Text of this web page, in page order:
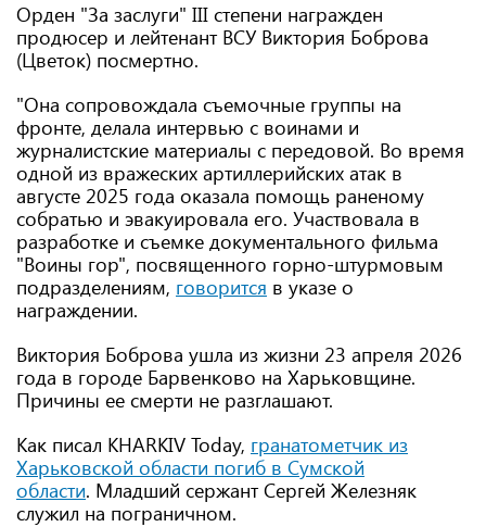
Орден "За заслуги" ІІІ степени награжден
продюсер и лейтенант ВСУ Виктория Боброва
(Цветок) посмертно.
"Она сопровождала съемочные группы на
фронте, делала интервью с воинами и
журналистские материалы с передовой. Во время
одной из вражеских артиллерийских атак в
августе 2025 года оказала помощь раненому
собратью и эвакуировала его. Участвовала в
разработке и съемке документального фильма
"Воины гор", посвященного горно-штурмовым
подразделениям, говорится в указе о
награждении.
Виктория Боброва ушла из жизни 23 апреля 2026
года в городе Барвенково на Харьковщине.
Причины ее смерти не разглашают.
Как писал KHARKIV Today, гранатометчик из
Харьковской области погиб в Сумской
области. Младший сержант Сергей Железняк
служил на пограничном.